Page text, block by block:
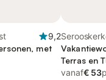
9,2
met
Terras en
vanaf€ 53